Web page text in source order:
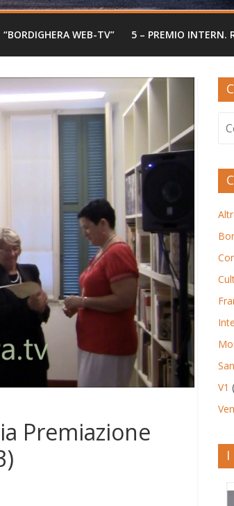
WEB-TV” 5 – PREMIO INTERN.
Premiazione
V1